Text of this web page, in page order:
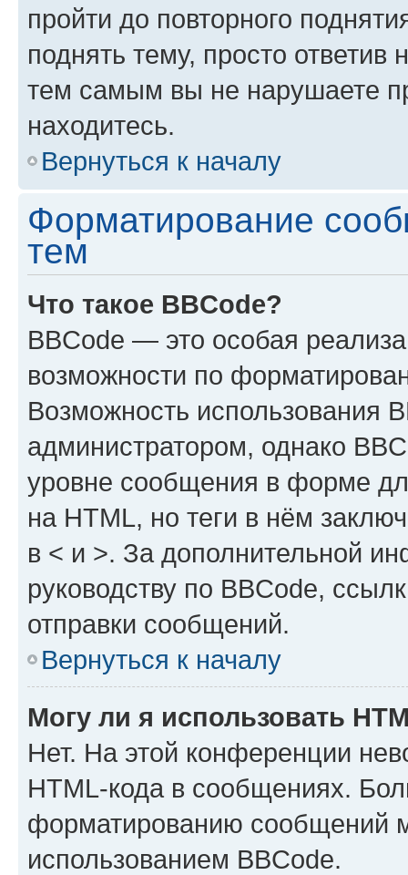
пройти до повторного
поднять тему, просто ответив
тем самым вы не нарушаете
находитесь.
Вернуться к началу
Форматирование
тем
Что такое BBCode?
BBCode — это особая
возможности по
Возможность использования
администратором, однако
уровне сообщения в форме
на HTML, но теги в нём
в < и >. За дополнительной
руководству по BBCode,
отправки сообщений.
Вернуться к началу
Могу ли я использовать
Нет. На этой конференции
HTML-кода в сообщениях.
форматированию сообщений
использованием BBCode.